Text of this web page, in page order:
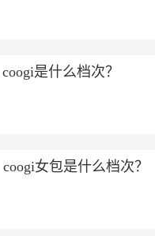
是什么档次？
女包是什么档次？